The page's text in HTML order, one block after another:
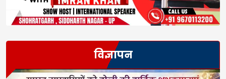
विज्ञापन